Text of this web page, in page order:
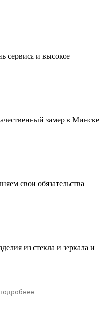
сервиса и высокое
замер в Минске
свои обязательства
из стекла и зеркала и